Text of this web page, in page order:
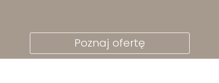
Poznaj ofertę